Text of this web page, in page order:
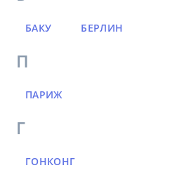
БАКУ БЕРЛИН
П
ПАРИЖ
Г
ГОНКОНГ